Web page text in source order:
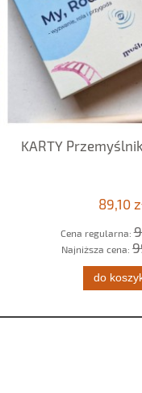
My, Rodzice
99,00 zł
99,00 zł